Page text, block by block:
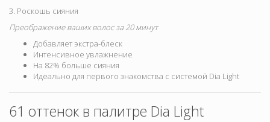
3. Роскошь сияния
Преображение ваших волос за 20 минут
Добавляет экстра-блеск
Интенсивное увлажнение
На 82% больше сияния
Идеально для первого знакомства с системой Dia Light
61 оттенок в палитре Dia Light